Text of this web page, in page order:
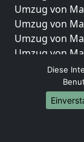
Umzug von
Umzug von
Umzug von
Umzug von
Umzug von
Umzug von
Umzug von
Umzug von
Umzug von
Diese